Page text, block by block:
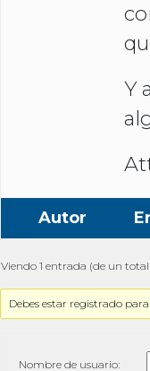
Y
Autor
Viendo 1 entrada (de un total
Debes estar registrado
Nombre de usuario: